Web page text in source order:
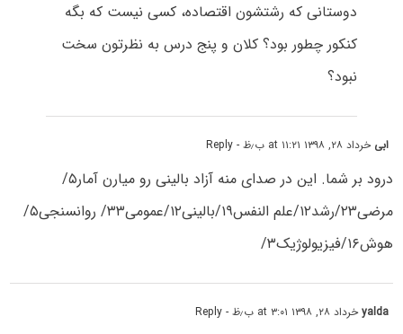
دوستانی که رشتشون اقتصاده، کسی نیست که بگه
کنکور چطور بود؟ کلان و پنج درس به نظرتون سخت
نبود؟
ابی خرداد ۲۸, ۱۳۹۸ at ۱۱:۲۱ ب٫ظ - Reply
درود بر شما. این در صدای منه آزاد بالینی رو میارن آمار۵/
مرضی۲۳/رشد۱۲/علم النفس۱۹/بالینی۱۲/عمومی۳۳/ روانسنجی۵/
هوش۱۶/فیزیولوژیک۳/
yaldaخرداد ۲۸, ۱۳۹۸ at ۳:۰۱ ب٫ظ - Reply